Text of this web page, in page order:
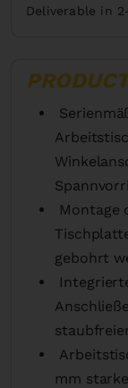
Deliverable in
Montage
gebohrt
mm